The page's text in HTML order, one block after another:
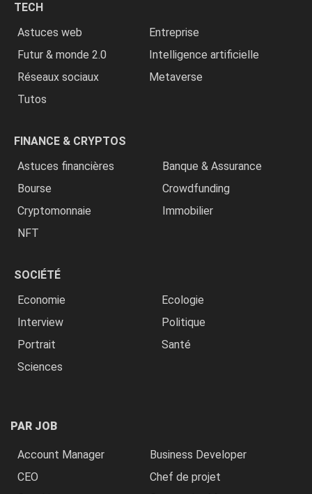
TECH
Astuces web
Entreprise
Futur & monde 2.0
Intelligence artificielle
Réseaux sociaux
Metaverse
Tutos
FINANCE & CRYPTOS
Astuces financières
Banque & Assurance
Bourse
Crowdfunding
Cryptomonnaie
Immobilier
NFT
SOCIÉTÉ
Economie
Ecologie
Interview
Politique
Portrait
Santé
Sciences
PAR JOB
Account Manager
Business Developer
CEO
Chef de projet